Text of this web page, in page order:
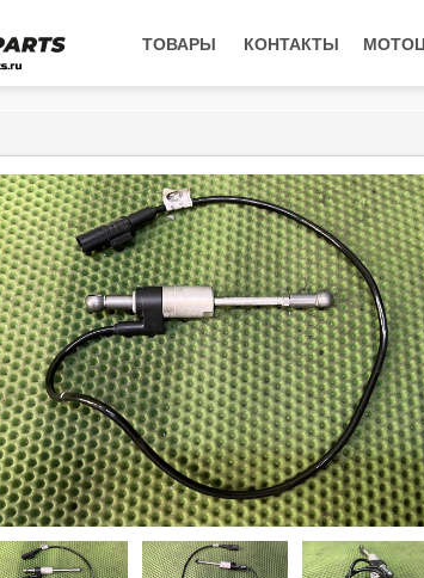
ТОВАРЫ КОНТАКТЫ